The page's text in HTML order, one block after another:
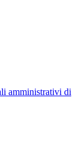
amministrativi di